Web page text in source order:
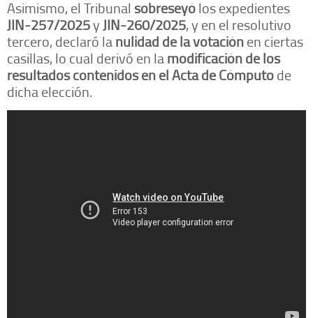
Asimismo, el Tribunal sobreseyólos expedientes
JIN-257/2025yJIN-260/2025, y en el resolutivo
tercero, declaró lanulidad de la votaciónen ciertas
casillas, lo cual derivó en lamodificación de los
resultados contenidos en el Acta de Cómputode
dicha elección.